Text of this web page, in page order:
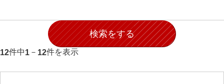
御家督記
御目見記
12件中1 － 12件を表示